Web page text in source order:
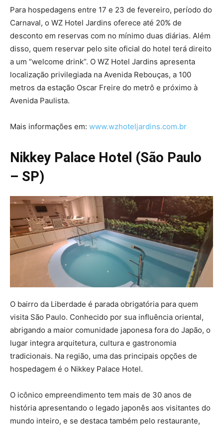
Para hospedagens entre 17 e 23 de fevereiro, período do
Carnaval, o WZ Hotel Jardins oferece até 20% de
desconto em reservas com no mínimo duas diárias. Além
disso, quem reservar pelo site oficial do hotel terá direito
a um “welcome drink”. O WZ Hotel Jardins apresenta
localização privilegiada na Avenida Rebouças, a 100
metros da estação Oscar Freire do metrô e próximo à
Avenida Paulista.
Mais informações em: www.wzhoteljardins.com.br
Nikkey Palace Hotel (São Paulo
– SP)
O bairro da Liberdade é parada obrigatória para quem
visita São Paulo. Conhecido por sua influência oriental,
abrigando a maior comunidade japonesa fora do Japão, o
lugar integra arquitetura, cultura e gastronomia
tradicionais. Na região, uma das principais opções de
hospedagem é o Nikkey Palace Hotel.
O icônico empreendimento tem mais de 30 anos de
história apresentando o legado japonês aos visitantes do
mundo inteiro, e se destaca também pelo restaurante,